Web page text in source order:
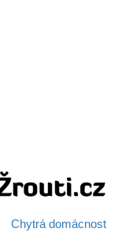
Chytrá domácnost